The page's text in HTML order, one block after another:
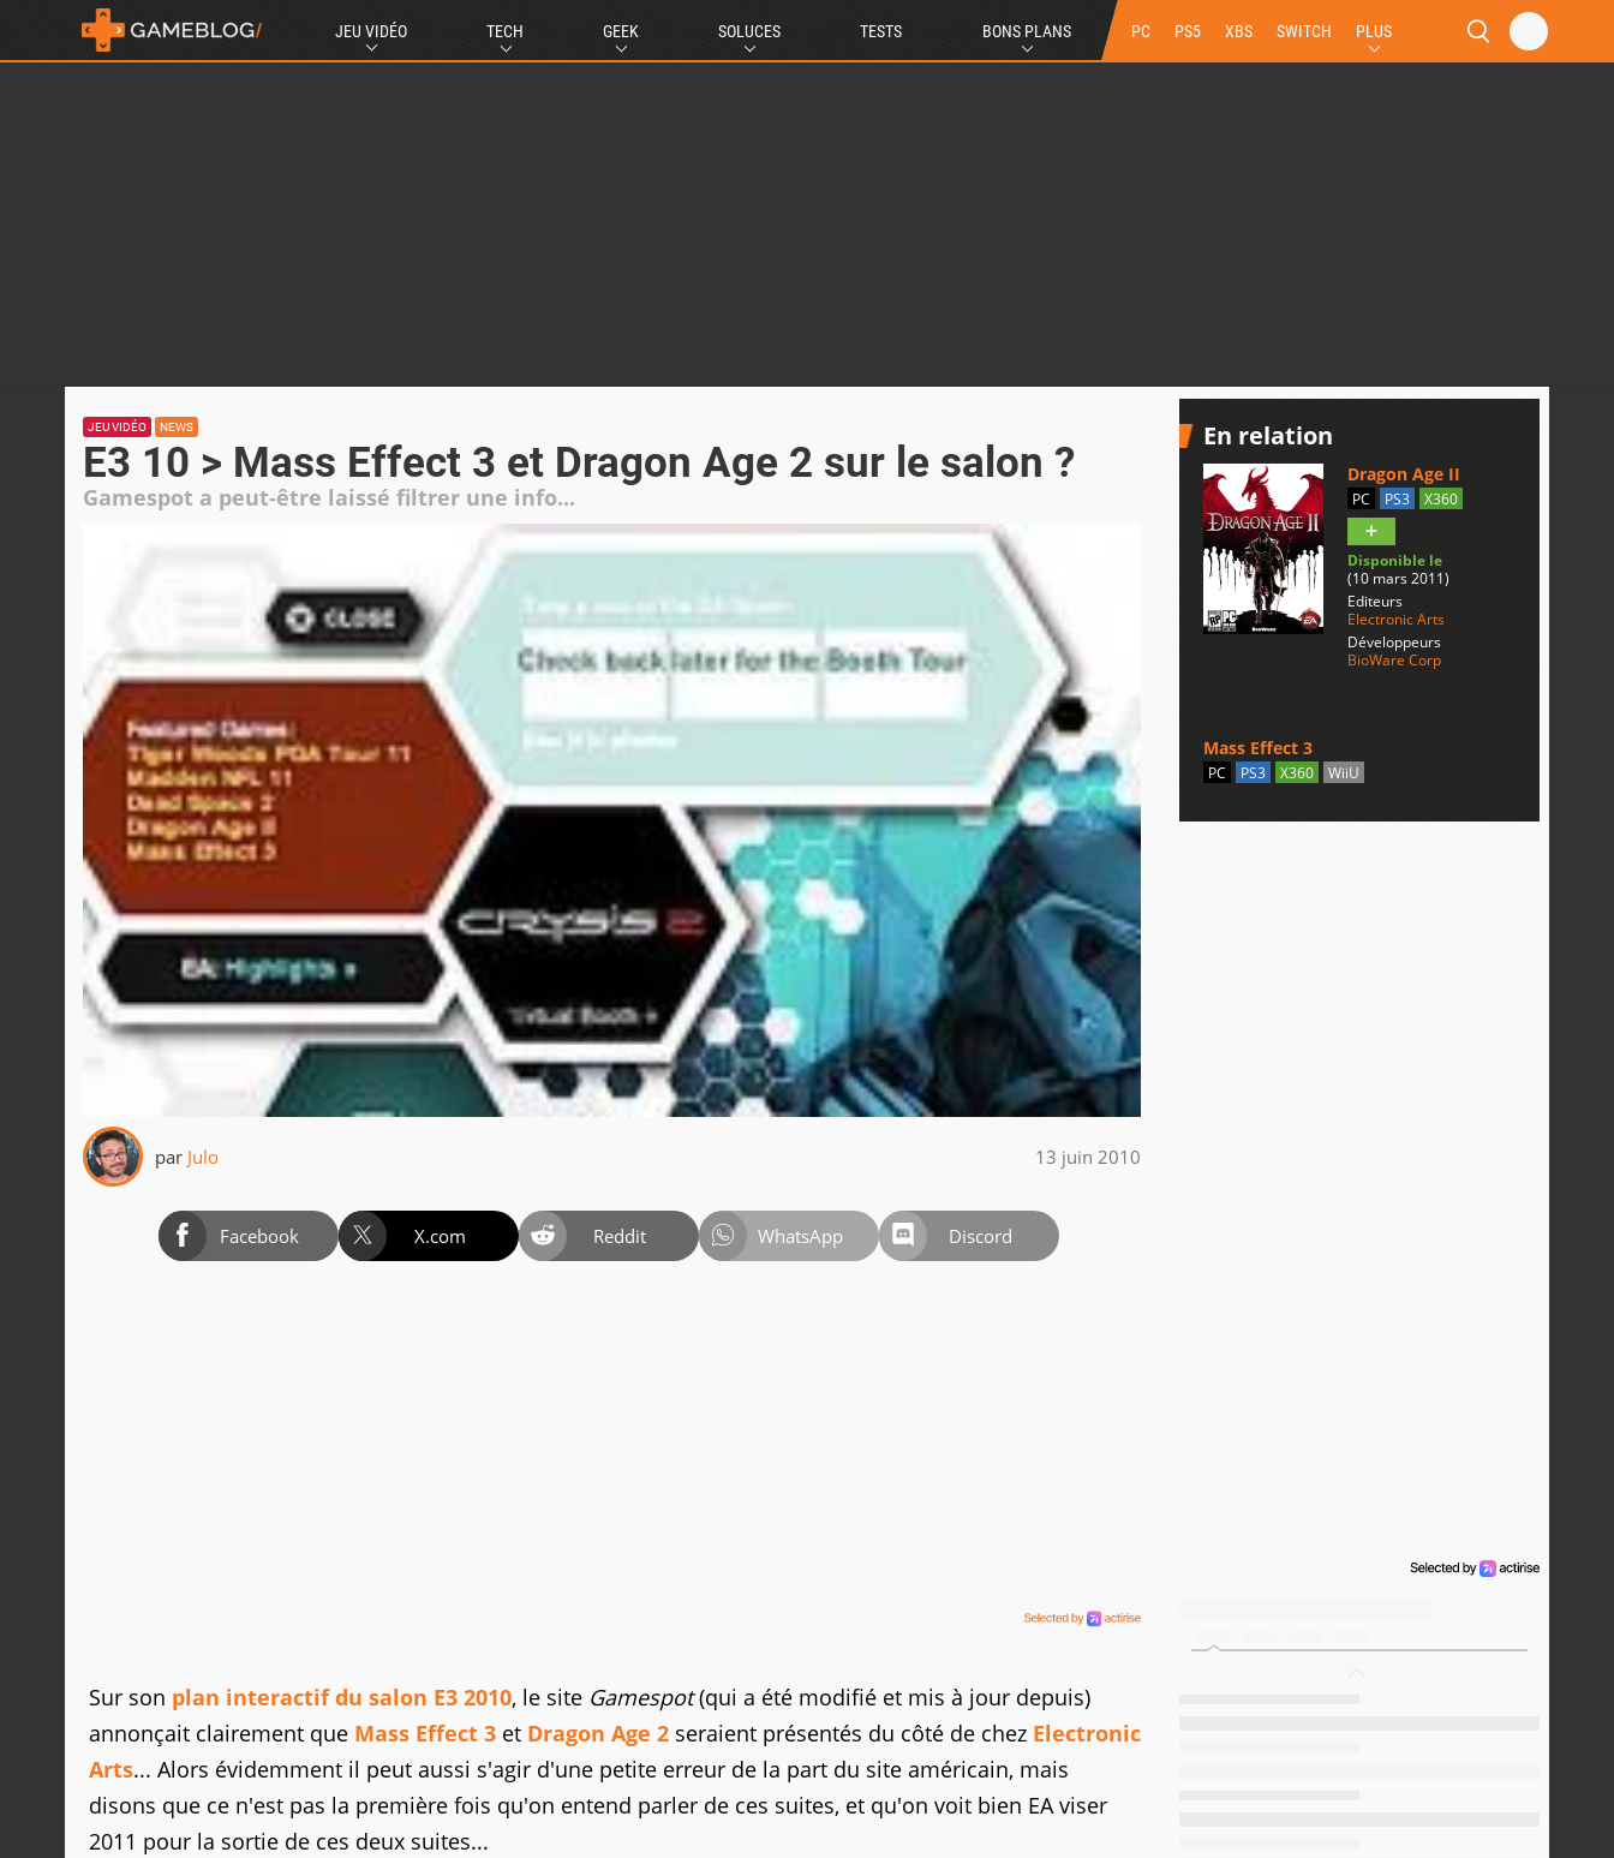
JEU VIDÉO TECH GEEK SOLUCES TESTS BONS PLANS PC PS5 XBS SWITCH PLUS
JEU VIDÉO NEWS
E3 10 > Mass Effect 3 et Dragon Age 2 sur le salon ?
Gamespot a peut-être laissé filtrer une info...
par Julo 13 juin 2010
Facebook X.com Reddit WhatsApp Discord
Sur son plan interactif du salon E3 2010, le site Gamespot(qui a été modifié et mis à jour depuis)
annonçait clairement que Mass Effect 3 et Dragon Age 2 seraient présentés du côté de chez Electronic
Arts... Alors évidemment il peut aussi s'agir d'une petite erreur de la part du site américain, mais
disons que ce n'est pas la première fois qu'on entend parler de ces suites, et qu'on voit bien EA viser
2011 pour la sortie de ces deux suites...
En relation
Dragon Age II
PC PS3 X360
Disponible le
(10 mars 2011)
Editeurs
Electronic Arts
Développeurs
BioWare Corp
Mass Effect 3
PC PS3 X360 WiiU